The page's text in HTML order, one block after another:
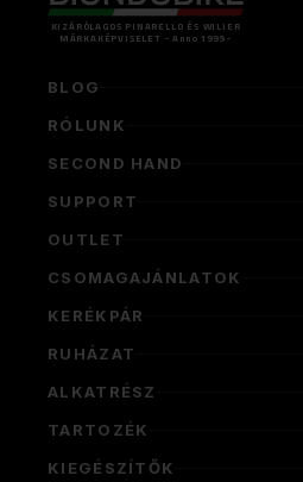
KIZÁRÓLAGOS PINARELLO ÉS WILIER
MÁRKAKÉPVISELET - Anno 1999 -
BLOG
RÓLUNK
SECOND HAND
SUPPORT
OUTLET
CSOMAGAJÁNLATOK
KERÉKPÁR
RUHÁZAT
ALKATRÉSZ
TARTOZÉK
KIEGÉSZÍTŐK